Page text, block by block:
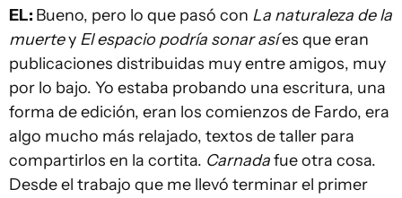
EL: Bueno, pero lo que pasó con La naturaleza de la
muertey El espacio podría sonar asíes que eran
publicaciones distribuidas muy entre amigos, muy
por lo bajo. Yo estaba probando una escritura, una
forma de edición, eran los comienzos de Fardo, era
algo mucho más relajado, textos de taller para
compartirlos en la cortita. Carnadafue otra cosa.
Desde el trabajo que me llevó terminar el primer